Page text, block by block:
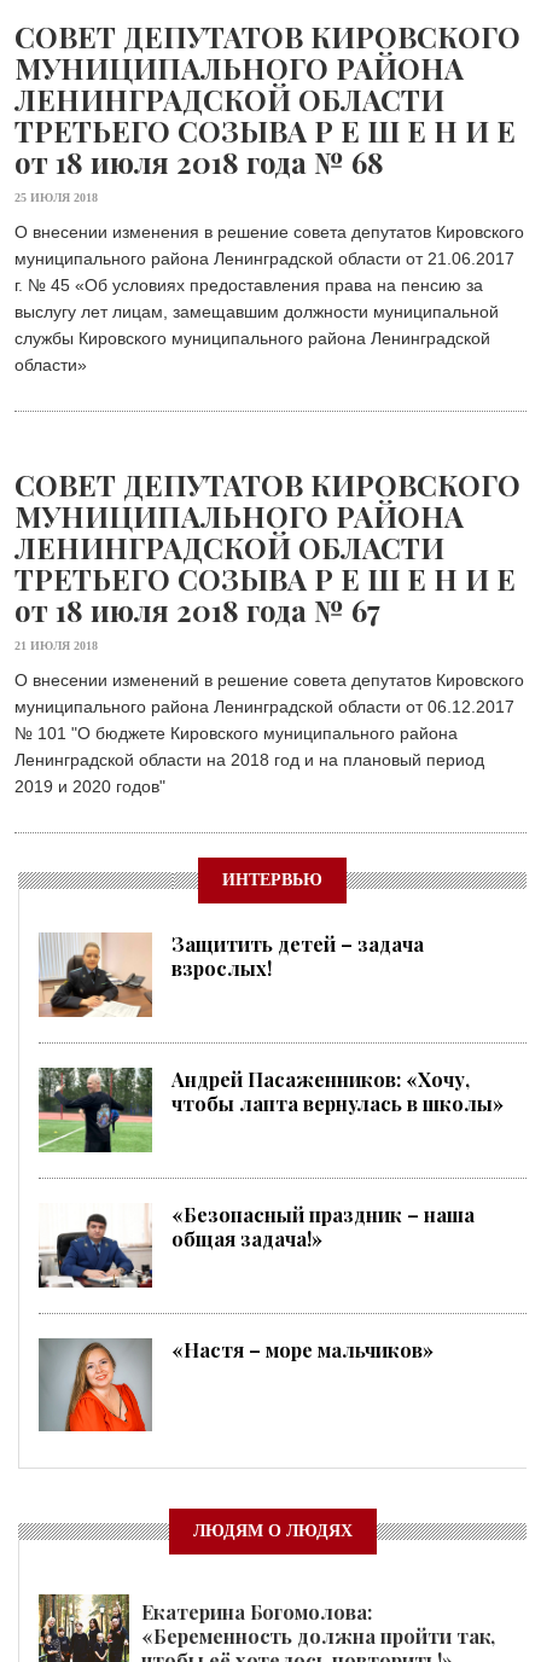
СОВЕТ ДЕПУТАТОВ КИРОВСКОГО
МУНИЦИПАЛЬНОГО РАЙОНА
ЛЕНИНГРАДСКОЙ ОБЛАСТИ
ТРЕТЬЕГО СОЗЫВА Р Е Ш Е Н И Е
от 18 июля 2018 года № 68
25 ИЮЛЯ 2018
О внесении изменения в решение совета депутатов Кировского
муниципального района Ленинградской области от 21.06.2017
г. № 45 «Об условиях предоставления права на пенсию за
выслугу лет лицам, замещавшим должности муниципальной
службы Кировского муниципального района Ленинградской
области»
СОВЕТ ДЕПУТАТОВ КИРОВСКОГО
МУНИЦИПАЛЬНОГО РАЙОНА
ЛЕНИНГРАДСКОЙ ОБЛАСТИ
ТРЕТЬЕГО СОЗЫВА Р Е Ш Е Н И Е
от 18 июля 2018 года № 67
21 ИЮЛЯ 2018
О внесении изменений в решение совета депутатов Кировского
муниципального района Ленинградской области от 06.12.2017
№ 101 "О бюджете Кировского муниципального района
Ленинградской области на 2018 год и на плановый период
2019 и 2020 годов"
ИНТЕРВЬЮ
Защитить детей – задача
взрослых!
Андрей Пасаженников: «Хочу,
чтобы лапта вернулась в школы»
«Безопасный праздник – наша
общая задача!»
«Настя – море мальчиков»
ЛЮДЯМ О ЛЮДЯХ
Екатерина Богомолова:
«Беременность должна пройти так,